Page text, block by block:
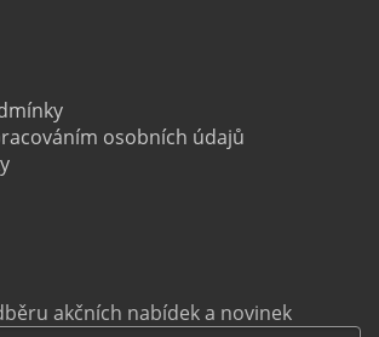
auta na letišti Berlín.
Berlín Brandenburg (BER) je hlavním
uzlem pro cestovatele mířící do
regionech bez omezení, pronájem
článek
osobních údajů
akčních nabídek a novinek